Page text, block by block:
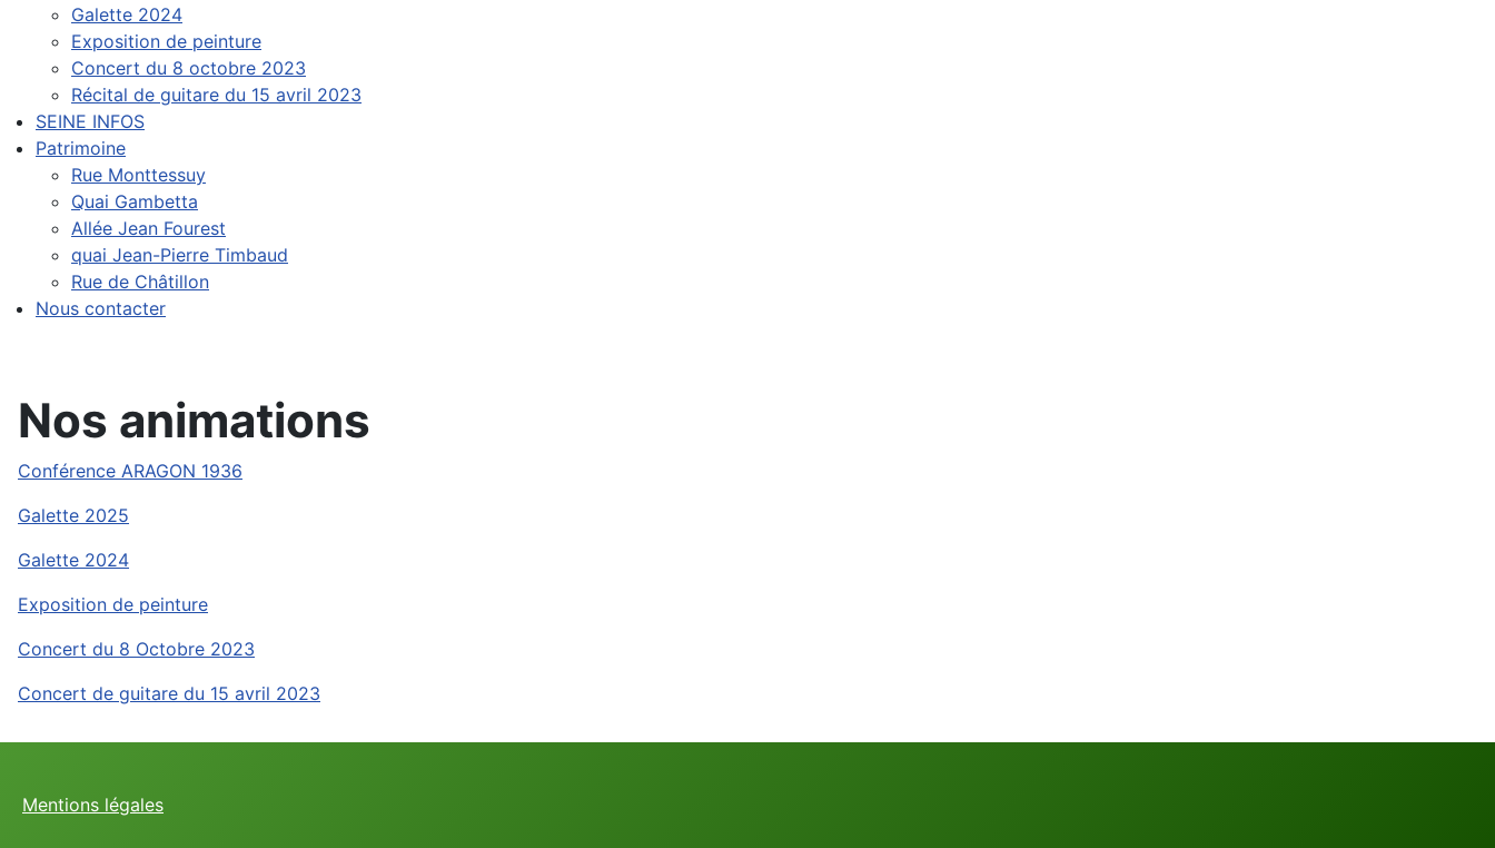
Galette 2024
Exposition de peinture
Concert du 8 octobre 2023
Récital de guitare du 15 avril 2023
SEINE INFOS
Patrimoine
Rue Monttessuy
Quai Gambetta
Allée Jean Fourest
quai Jean-Pierre Timbaud
Rue de Châtillon
Nous contacter
Nos animations
Conférence ARAGON 1936
Galette 2025
Galette 2024
Exposition de peinture
Concert du 8 Octobre 2023
Concert de guitare du 15 avril 2023
Mentions légales